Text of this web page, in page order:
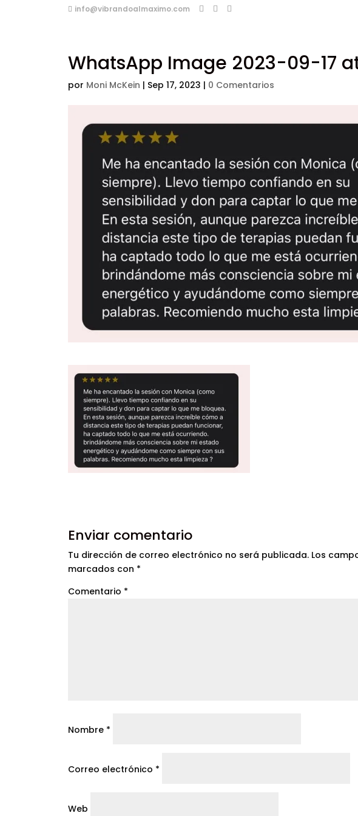
info@vibrandoalmaximo.com
WhatsApp Image 2023-09-17
por Moni McKein | Sep 17, 2023 | 0 Comentarios
Enviar comentario
Tu dirección de correo electrónico no será publicada. Los
marcados con *
Comentario *
Nombre *
Correo electrónico *
Web